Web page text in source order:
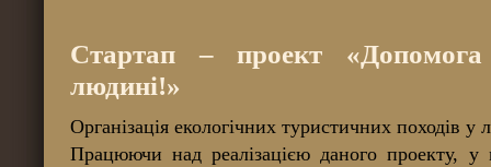
Стартап – проект
людині!»
Організація екологічних туристичних походів у
Працюючи над реалізацією даного проекту, у